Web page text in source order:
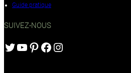
Guide pratique
SUIVEZ-NOUS
Twitter YouTube Pinterest Facebook Instagram